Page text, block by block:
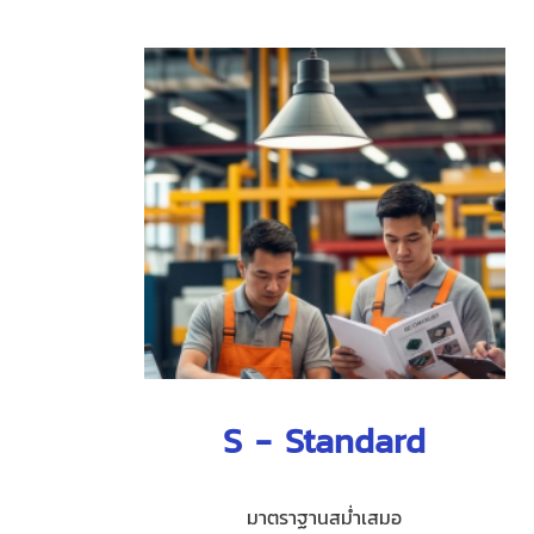
S - Standard
มาตราฐานสม่ำเสมอ